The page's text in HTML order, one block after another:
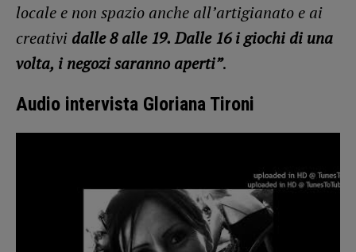
locale e non spazio anche all’artigianato e ai
creativi dalle 8 alle 19. Dalle 16 i giochi di una
volta, i negozi saranno aperti”.
Audio intervista Gloriana Tironi